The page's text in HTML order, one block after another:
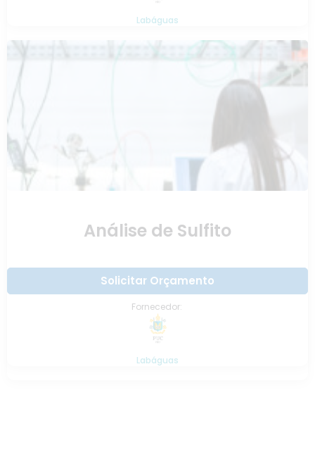
Labáguas
Análise de Sulfito
Solicitar Orçamento
Fornecedor:
Labáguas